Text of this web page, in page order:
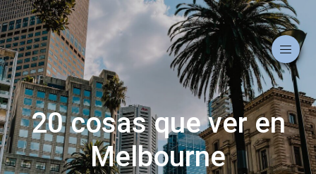
20 cosas que ver en
Melbourne